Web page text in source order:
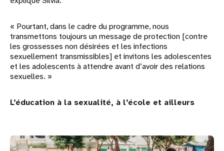
« Pourtant, dans le cadre du programme, nous
transmettons toujours un message de protection [contre
les grossesses non désirées et les infections
sexuellement transmissibles] et invitons les adolescentes
et les adolescents à attendre avant d’avoir des relations
sexuelles. »
L’éducation à la sexualité, à l’école et ailleurs